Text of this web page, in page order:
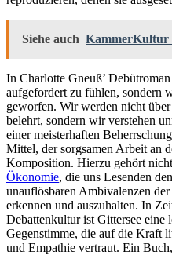
Siehe auch KammerKultur
In Charlotte Gneuß’
aufgefordert zu fühlen, sondern
geworfen. Wir werden nicht
belehrt, sondern wir verstehen
einer meisterhaften
Mittel, der sorgsamen Arbeit an
Komposition. Hierzu gehört
Ökonomie, die uns Lesenden
unauflösbaren Ambivalenzen
erkennen und auszuhalten. In
Debattenkultur ist Gittersee eine
Gegenstimme, die auf die Kraft
und Empathie vertraut. Ein